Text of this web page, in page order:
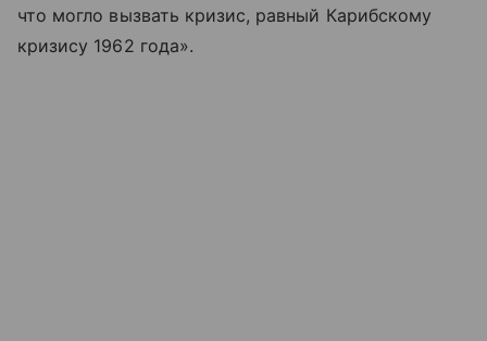
что могло вызвать кризис, равный Карибскому
кризису 1962 года».